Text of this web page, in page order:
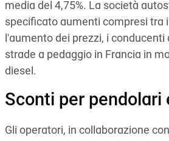
media del 4,75%. La società
specificato aumenti compresi tra
l'aumento dei prezzi, i
strade a pedaggio in Francia in
diesel.
Sconti per
Gli operatori, in collaborazione